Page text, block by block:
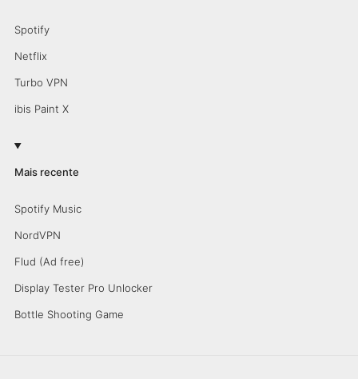
Spotify
Netflix
Turbo VPN
ibis Paint X
Mais recente
Spotify Music
NordVPN
Flud (Ad free)
Display Tester Pro Unlocker
Bottle Shooting Game